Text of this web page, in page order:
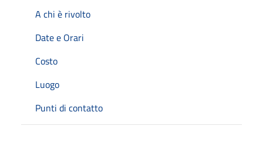
A chi è rivolto
Date e Orari
Costo
Luogo
Punti di contatto